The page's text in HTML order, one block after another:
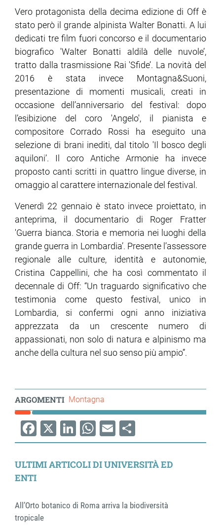
Vero protagonista della decima edizione di Off è
stato però il grande alpinista Walter Bonatti. A lui
dedicati tre film fuori concorso e il documentario
biografico 'Walter Bonatti aldilà delle nuvole’,
tratto dalla trasmissione Rai 'Sfide’. La novità del
2016 è stata invece Montagna&Suoni,
presentazione di momenti musicali, creati in
occasione dell’anniversario del festival: dopo
l’esibizione del coro 'Angelo', il pianista e
compositore Corrado Rossi ha eseguito una
selezione di brani inediti, dal titolo 'Il bosco degli
aquiloni’. Il coro Antiche Armonie ha invece
proposto canti scritti in quattro lingue diverse, in
omaggio al carattere internazionale del festival.
Venerdì 22 gennaio è stato invece proiettato, in
anteprima, il documentario di Roger Fratter
'Guerra bianca. Storia e memoria nei luoghi della
grande guerra in Lombardia’. Presente l’assessore
regionale alle culture, identità e autonomie,
Cristina Cappellini, che ha così commentato il
decennale di Off: “Un traguardo significativo che
testimonia come questo festival, unico in
Lombardia, si confermi ogni anno iniziativa
apprezzata da un crescente numero di
appassionati, non solo di natura e alpinismo ma
anche della cultura nel suo senso più ampio”.
ARGOMENTI Montagna
Facebook
X LinkedIn
WhatsApp
EmailShare
ULTIMI ARTICOLI DI UNIVERSITÀ ED
ENTI
All’Orto botanico di Roma arriva la biodiversità
tropicale